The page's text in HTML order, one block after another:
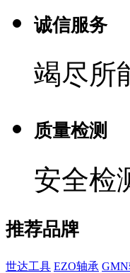
诚信服务
竭尽所
质量检测
安全检
推荐品牌
世达工具 EZO轴承